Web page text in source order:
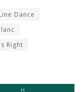
Dance
Right